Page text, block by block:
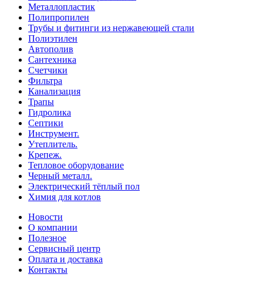
Металлопластик
Полипропилен
Трубы и фитинги из нержавеющей стали
Полиэтилен
Автополив
Сантехника
Счетчики
Фильтра
Канализация
Трапы
Гидролика
Септики
Инструмент.
Утеплитель.
Крепеж.
Тепловое оборудование
Черный металл.
Электрический тёплый пол
Химия для котлов
Новости
О компании
Полезное
Сервисный центр
Оплата и доставка
Контакты